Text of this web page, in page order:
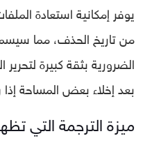
من تاريخ الحذف، مما
الضرورية بثقة كبيرة لتحرير
بعد إخلاء بعض المساحة
ميزة الترجمة التي